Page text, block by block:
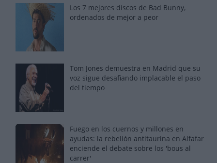
Los 7 mejores discos de Bad Bunny,
ordenados de mejor a peor
Tom Jones demuestra en Madrid que su
voz sigue desafiando implacable el paso
del tiempo
Fuego en los cuernos y millones en
ayudas: la rebelión antitaurina en Alfafar
enciende el debate sobre los 'bous al
carrer'